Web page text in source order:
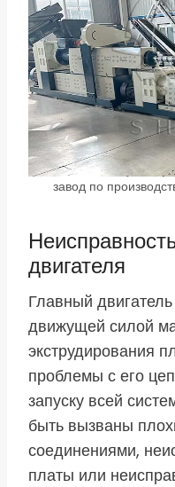
завод по
двигателя
Главный
движущей силой
экструдирования
проблемы с его
запуску всей
быть вызваны
соединениями,
платы или